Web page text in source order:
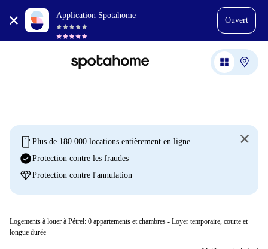
Application Spotahome
Ouvert
mobile Plus de 180 000 locations entièrement en ligne
check_circleProtection contre les fraudes
diamondProtection contre l'annulation
Logements à louer à Pétrel: 0 appartements et chambres - Loyer temporaire, courte et
longue durée